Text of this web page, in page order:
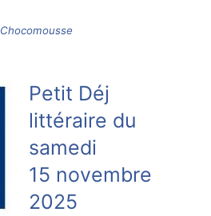
Chocomousse
Petit Déj
littéraire du
samedi
15 novembre
2025